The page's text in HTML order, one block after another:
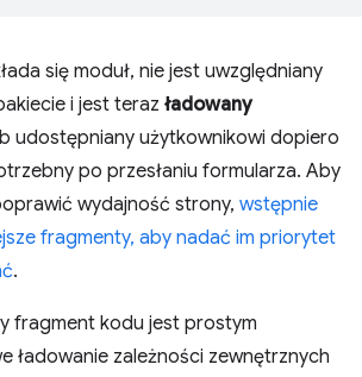
się moduł, nie jest uwzględniany
i jest teraz ładowany
udostępniany użytkownikowi dopiero
po przesłaniu formularza. Aby
wydajność strony, wstępnie
fragmenty, aby nadać im priorytet
.
fragment kodu jest prostym
ładowanie zależności zewnętrznych